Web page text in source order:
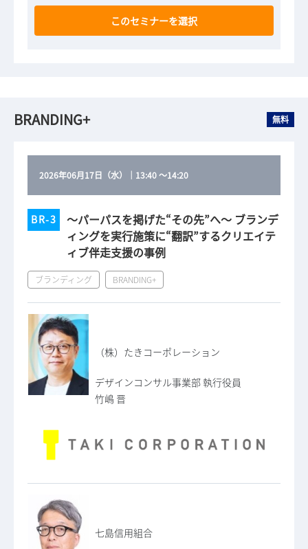
このセミナーを選択
BRANDING+ 無料
2026年06月17日（水） ｜ 13:40～14:20
BR-3
〜パーパスを掲げた“その先”へ〜 ブランデ
ィングを実行施策に“翻訳”するクリエイテ
ィブ伴走支援の事例
ブランディング BRANDING+
（株）たきコーポレーション
デザインコンサル事業部 執行役員
竹嶋 晋
七島信用組合